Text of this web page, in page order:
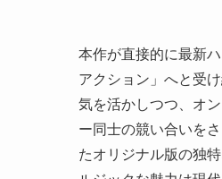
本作が直接的に最新
アクション」へと受
気を活かしつつ、オ
ー同士の競い合いを
たオリジナル版の独